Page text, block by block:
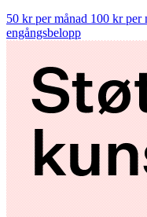
50 kr per månad 100 kr per
engångsbelopp